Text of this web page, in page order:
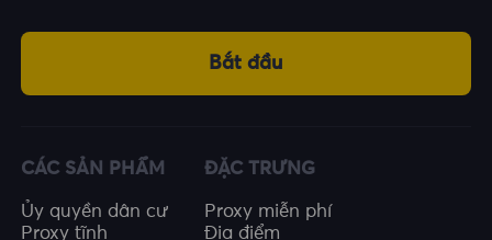
Bắt đầu
CÁC SẢN PHẨM
Ủy quyền dân cư
Proxy tĩnh
ĐẶC TRƯNG
Proxy miễn phí
Địa điểm